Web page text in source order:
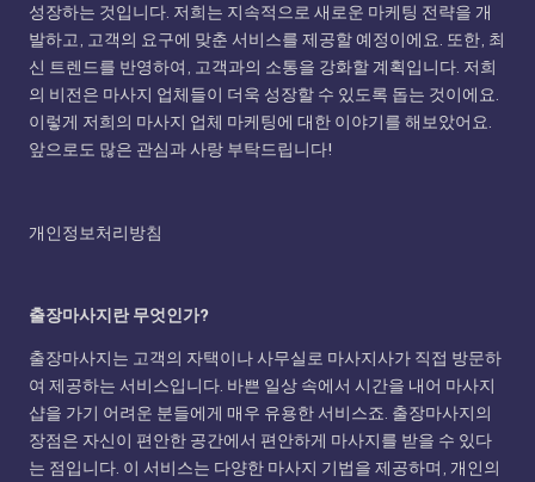
성장하는 것입니다. 저희는 지속적으로 새로운 마케팅 전략을 개
발하고, 고객의 요구에 맞춘 서비스를 제공할 예정이에요. 또한, 최
신 트렌드를 반영하여, 고객과의 소통을 강화할 계획입니다. 저희
의 비전은 마사지 업체들이 더욱 성장할 수 있도록 돕는 것이에요.
이렇게 저희의 마사지 업체 마케팅에 대한 이야기를 해보았어요.
앞으로도 많은 관심과 사랑 부탁드립니다!
개인정보처리방침
출장마사지란 무엇인가?
출장마사지는 고객의 자택이나 사무실로 마사지사가 직접 방문하
여 제공하는 서비스입니다. 바쁜 일상 속에서 시간을 내어 마사지
샵을 가기 어려운 분들에게 매우 유용한 서비스죠. 출장마사지의
장점은 자신이 편안한 공간에서 편안하게 마사지를 받을 수 있다
는 점입니다. 이 서비스는 다양한 마사지 기법을 제공하며, 개인의